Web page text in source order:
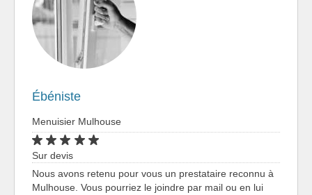
Ébéniste
Menuisier Mulhouse
Sur devis
Nous avons retenu pour vous un prestataire reconnu à
Mulhouse. Vous pourriez le joindre par mail ou en lui